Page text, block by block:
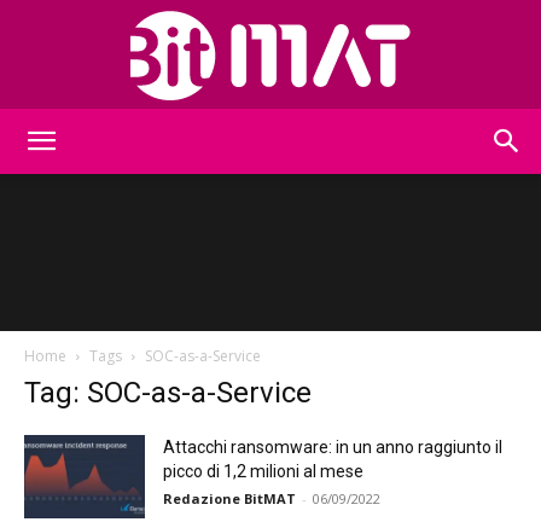
Home Tags SOC-as-a-Service
Tag: SOC-as-a-Service
Attacchi ransomware: in un anno raggiunto il
picco di 1,2 milioni al mese
Redazione BitMAT - 06/09/2022